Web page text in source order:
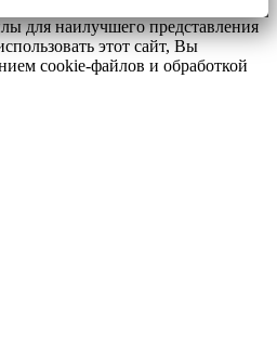
для наилучшего представления
этот сайт, Вы
cookie-файлов и обработкой